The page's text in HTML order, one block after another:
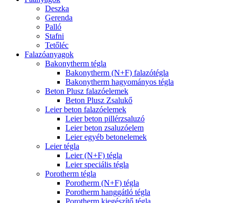
Deszka
Gerenda
Palló
Stafni
Tetőléc
Falazóanyagok
Bakonytherm tégla
Bakonytherm (N+F) falazótégla
Bakonytherm hagyományos tégla
Beton Plusz falazóelemek
Beton Plusz Zsalukő
Leier beton falazóelemek
Leier beton pillérzsaluzó
Leier beton zsaluzóelem
Leier egyéb betonelemek
Leier tégla
Leier (N+F) tégla
Leier speciális tégla
Porotherm tégla
Porotherm (N+F) tégla
Porotherm hanggátló tégla
Porotherm kiegészítő tégla